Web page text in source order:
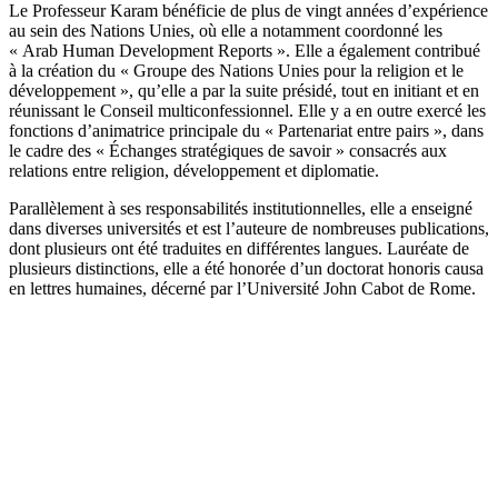
Le Professeur Karam bénéficie de plus de vingt années d’expérience
au sein des Nations Unies, où elle a notamment coordonné les
« Arab Human Development Reports ». Elle a également contribué
à la création du « Groupe des Nations Unies pour la religion et le
développement », qu’elle a par la suite présidé, tout en initiant et en
réunissant le Conseil multiconfessionnel. Elle y a en outre exercé les
fonctions d’animatrice principale du « Partenariat entre pairs », dans
le cadre des « Échanges stratégiques de savoir » consacrés aux
relations entre religion, développement et diplomatie.
Parallèlement à ses responsabilités institutionnelles, elle a enseigné
dans diverses universités et est l’auteure de nombreuses publications,
dont plusieurs ont été traduites en différentes langues. Lauréate de
plusieurs distinctions, elle a été honorée d’un doctorat honoris causa
en lettres humaines, décerné par l’Université John Cabot de Rome.